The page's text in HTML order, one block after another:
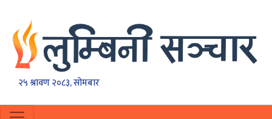
२५ श्रावण २०८३, सोमबार